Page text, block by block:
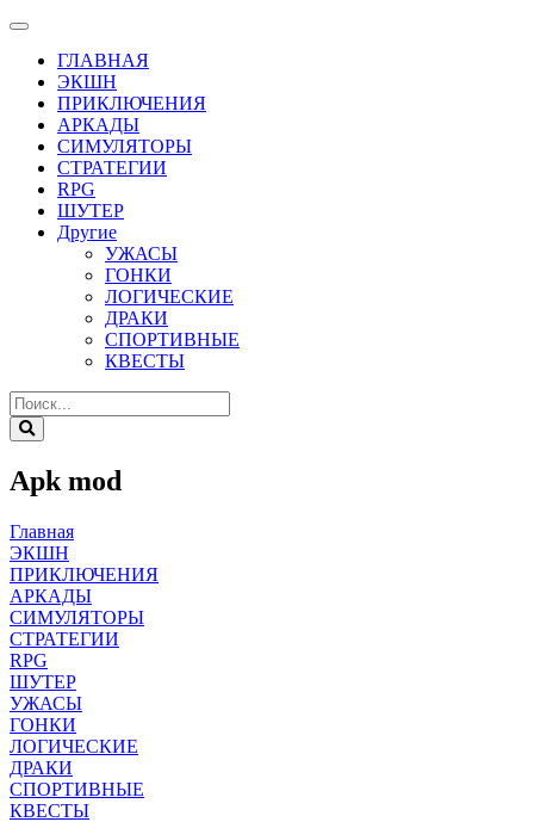
ГЛАВНАЯ
ЭКШН
ПРИКЛЮЧЕНИЯ
АРКАДЫ
СИМУЛЯТОРЫ
СТРАТЕГИИ
RPG
ШУТЕР
Другие
УЖАСЫ
ГОНКИ
ЛОГИЧЕСКИЕ
ДРАКИ
СПОРТИВНЫЕ
КВЕСТЫ
Apk mod
Главная
ЭКШН
ПРИКЛЮЧЕНИЯ
АРКАДЫ
СИМУЛЯТОРЫ
СТРАТЕГИИ
RPG
ШУТЕР
УЖАСЫ
ГОНКИ
ЛОГИЧЕСКИЕ
ДРАКИ
СПОРТИВНЫЕ
КВЕСТЫ